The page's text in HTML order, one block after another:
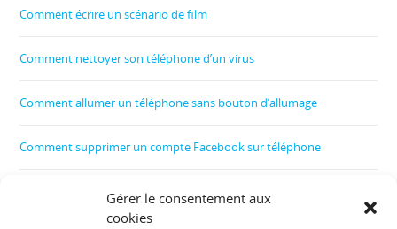
Gérer le consentement aux
cookies
Comment écrire un scénario de film
Comment nettoyer son téléphone d’un virus
Comment allumer un téléphone sans bouton d’allumage
Comment supprimer un compte Facebook sur téléphone
Comment créer un film